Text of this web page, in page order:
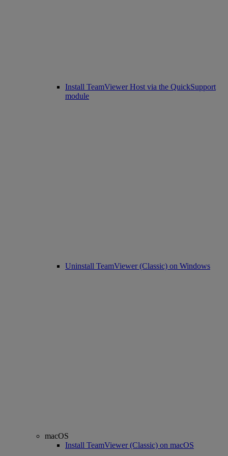
Install TeamViewer Host via the QuickSupport
module
Uninstall TeamViewer (Classic) on Windows
macOS
Install TeamViewer (Classic) on macOS